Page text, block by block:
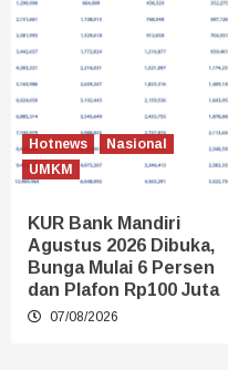
Hotnews
Nasional
UMKM
KUR Bank Mandiri
Agustus 2026 Dibuka,
Bunga Mulai 6 Persen
dan Plafon Rp100 Juta
07/08/2026